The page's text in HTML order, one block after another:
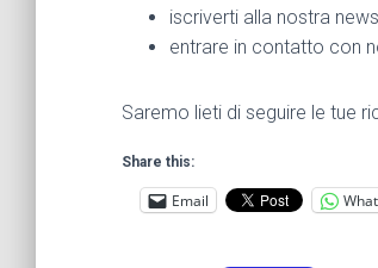
iscriverti alla nostra
entrare in contatto con
Saremo lieti di seguire le tue
Share this:
Email